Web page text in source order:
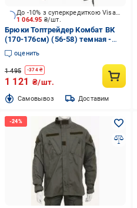
1 064.95 ₴/шт.
До -10% з суперкредиткою Visa Вигода
Брюки Топтрейдер Комбат ВК
(170-176см) (56-58) темная -
олива р.XL
оценить
1 495 -374₴
1 121 ₴/шт.
Cамовывоз Доставим